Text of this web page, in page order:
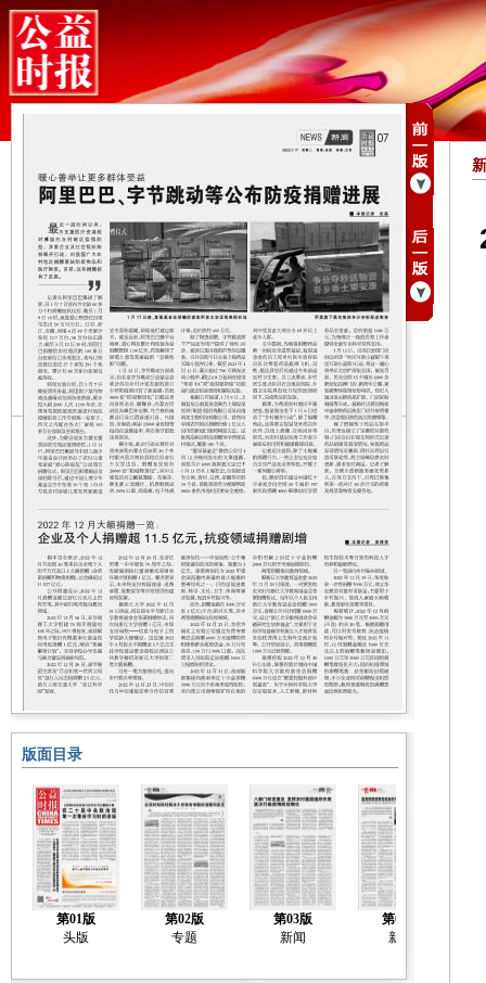
版面目录
第01版
头版
第02版
专题
第03版
新闻
第04版
新闻